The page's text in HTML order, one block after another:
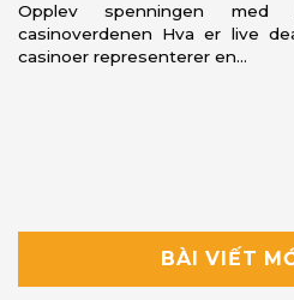
Opplev spenningen med
casinoverdenen Hva er live
casinoer representerer en...
BÀI VIẾT